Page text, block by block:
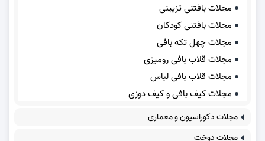
مجلات بافتنی تزیینی
مجلات بافتنی کودکان
مجلات چهل تکه بافی
مجلات قلاب بافی رومیزی
مجلات قلاب بافی لباس
مجلات کیف بافی و کیف دوزی
مجلات دکوراسیون و معماری
مجلات دوخت